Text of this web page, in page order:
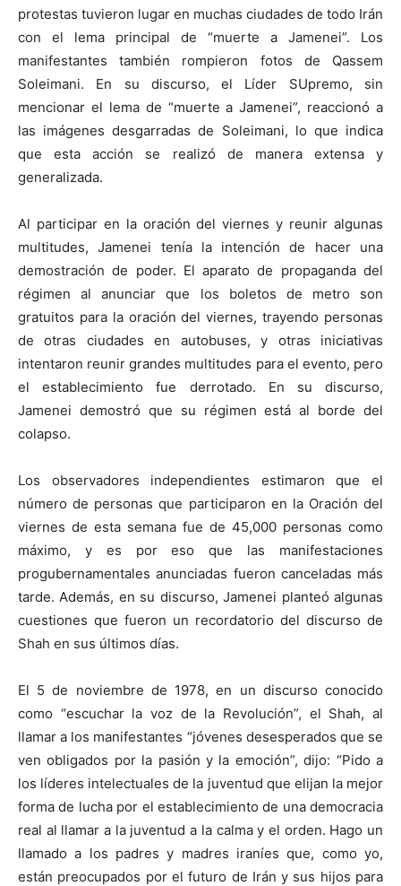
protestas tuvieron lugar en muchas ciudades de todo Irán
con el lema principal de “muerte a Jamenei”. Los
manifestantes también rompieron fotos de Qassem
Soleimani. En su discurso, el Líder SUpremo, sin
mencionar el lema de “muerte a Jamenei”, reaccionó a
las imágenes desgarradas de Soleimani, lo que indica
que esta acción se realizó de manera extensa y
generalizada.
Al participar en la oración del viernes y reunir algunas
multitudes, Jamenei tenía la intención de hacer una
demostración de poder. El aparato de propaganda del
régimen al anunciar que los boletos de metro son
gratuitos para la oración del viernes, trayendo personas
de otras ciudades en autobuses, y otras iniciativas
intentaron reunir grandes multitudes para el evento, pero
el establecimiento fue derrotado. En su discurso,
Jamenei demostró que su régimen está al borde del
colapso.
Los observadores independientes estimaron que el
número de personas que participaron en la Oración del
viernes de esta semana fue de 45,000 personas como
máximo, y es por eso que las manifestaciones
progubernamentales anunciadas fueron canceladas más
tarde. Además, en su discurso, Jamenei planteó algunas
cuestiones que fueron un recordatorio del discurso de
Shah en sus últimos días.
El 5 de noviembre de 1978, en un discurso conocido
como “escuchar la voz de la Revolución”, el Shah, al
llamar a los manifestantes “jóvenes desesperados que se
ven obligados por la pasión y la emoción”, dijo: “Pido a
los líderes intelectuales de la juventud que elijan la mejor
forma de lucha por el establecimiento de una democracia
real al llamar a la juventud a la calma y el orden. Hago un
llamado a los padres y madres iraníes que, como yo,
están preocupados por el futuro de Irán y sus hijos para